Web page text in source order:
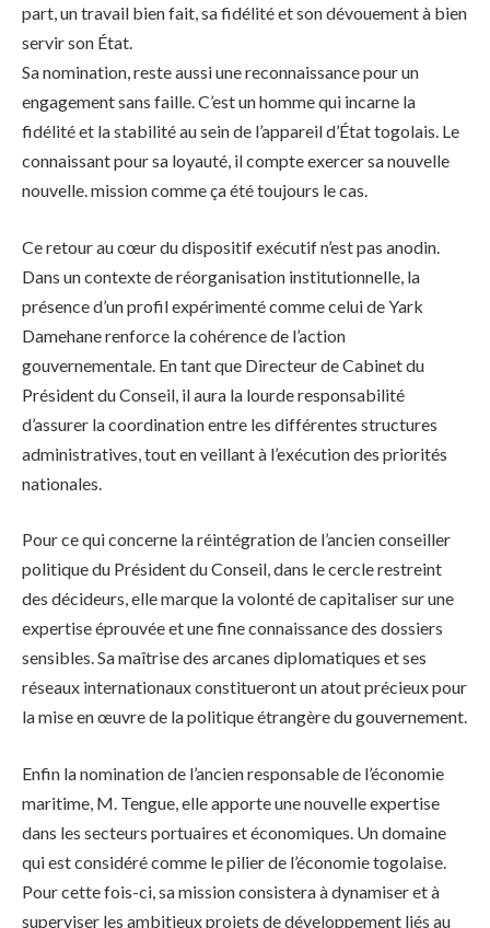
part, un travail bien fait, sa fidélité et son dévouement à bien
servir son État.
Sa nomination, reste aussi une reconnaissance pour un
engagement sans faille. C’est un homme qui incarne la
fidélité et la stabilité au sein de l’appareil d’État togolais. Le
connaissant pour sa loyauté, il compte exercer sa nouvelle
nouvelle. mission comme ça été toujours le cas.
Ce retour au cœur du dispositif exécutif n’est pas anodin.
Dans un contexte de réorganisation institutionnelle, la
présence d’un profil expérimenté comme celui de Yark
Damehane renforce la cohérence de l’action
gouvernementale. En tant que Directeur de Cabinet du
Président du Conseil, il aura la lourde responsabilité
d’assurer la coordination entre les différentes structures
administratives, tout en veillant à l’exécution des priorités
nationales.
Pour ce qui concerne la réintégration de l’ancien conseiller
politique du Président du Conseil, dans le cercle restreint
des décideurs, elle marque la volonté de capitaliser sur une
expertise éprouvée et une fine connaissance des dossiers
sensibles. Sa maîtrise des arcanes diplomatiques et ses
réseaux internationaux constitueront un atout précieux pour
la mise en œuvre de la politique étrangère du gouvernement.
Enfin la nomination de l’ancien responsable de l’économie
maritime, M. Tengue, elle apporte une nouvelle expertise
dans les secteurs portuaires et économiques. Un domaine
qui est considéré comme le pilier de l’économie togolaise.
Pour cette fois-ci, sa mission consistera à dynamiser et à
superviser les ambitieux projets de développement liés au